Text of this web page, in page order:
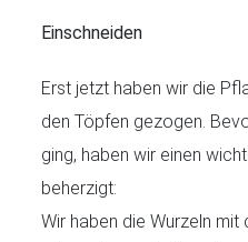
Einschneiden
Erst jetzt haben wir die
den Töpfen gezogen.
ging, haben wir einen
beherzigt:
Wir haben die Wurzeln mit